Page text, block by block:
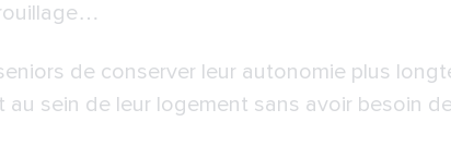
de conserver leur autonomie plus
sein de leur logement sans avoir besoin de